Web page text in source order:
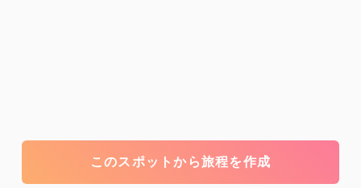
このスポットから旅程を作成